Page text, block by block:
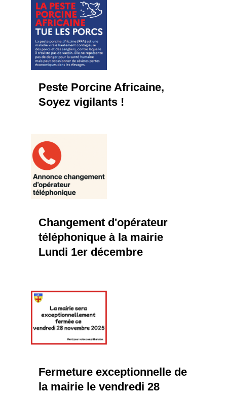
Peste Porcine Africaine,
Soyez vigilants !
Changement d'opérateur
téléphonique à la mairie
Lundi 1er décembre
Fermeture exceptionnelle de
la mairie le vendredi 28